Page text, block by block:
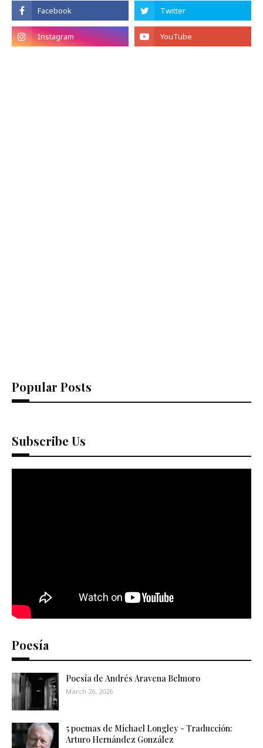
Popular Posts
Subscribe Us
Poesía
Poesía de Andrés Aravena Belmoro
March 26, 2026
5 poemas de Michael Longley - Traducción:
Arturo Hernández González